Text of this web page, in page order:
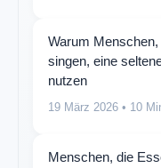
Warum
singen, eine
nutzen
19 März 2026 • 10
Menschen, die